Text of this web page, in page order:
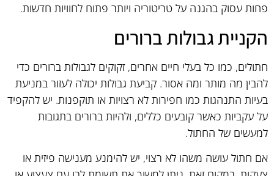
פחות עסוק בהגנה על טריטוריה ויותר פתוח לחוויות חדשות.
הקניית גבולות ברורים
חתולים, כמו כל בעלי חיים אחרים, זקוקים לגבולות ברורים כדי
להבין מה מותר ומה אסור. קביעת גבולות יכולה לעזור במניעת
בעיות התנהגות כמו חפירות לא רצויות או תוקפנות. יש להקפיד
על עקביות כאשר קובעים כללים, ולהיות ברורים בתגובות
למעשים של החתול.
אם חתול עושה משהו לא רצוי, יש להימנע מענישה פיזית או